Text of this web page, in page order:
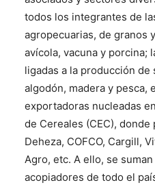
todos los integrantes de
agropecuarias, de granos
avícola, vacuna y porcina;
ligadas a la producción de
algodón, madera y pesca,
exportadoras nucleadas
de Cereales (CEC),
Deheza, COFCO, Cargill,
Agro, etc. A ello, se
acopiadores de todo el